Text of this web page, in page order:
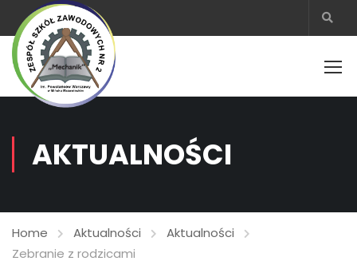
AKTUALNOŚCI
Home Aktualności
Aktualności
Zebranie z rodzicami